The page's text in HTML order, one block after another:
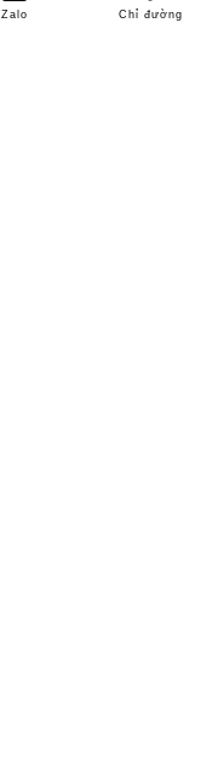
Zalo Chỉ đường